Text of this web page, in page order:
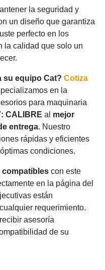
la seguridad y
un diseño que garantiza
perfecto en los
la calidad que solo un
su equipo Cat? Cotiza
en la
para maquinaria
CALIBRE al mejor
entrega. Nuestro
rápidas y eficientes
condiciones.
compatibles con este
en la página del
están
requerimiento.
asesoría
de su